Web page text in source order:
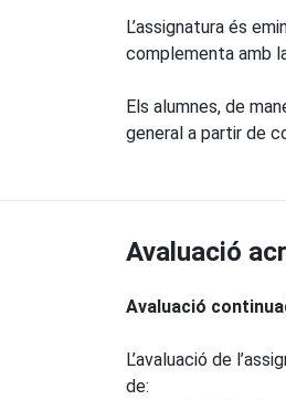
L’assignatura és
complementa amb
Els alumnes, de
general a partir de
Avaluació
Avaluació
L’avaluació de
de: